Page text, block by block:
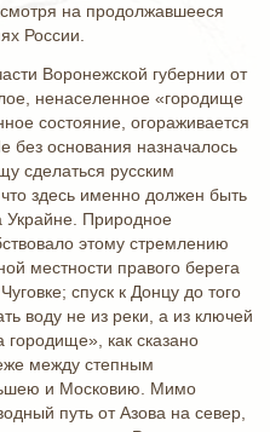
на продолжавшееся
России.
Воронежской губернии от
ненаселенное «городище
состояние, огораживается
без основания назначалось
сделаться русским
здесь именно должен быть
Украйне. Природное
этому стремлению
местности правого берега
спуск к Донцу до того
воду не из реки, а из ключей
городище», как сказано
между степным
и Московию. Мимо
путь от Азова на север,